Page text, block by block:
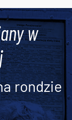
w
rondzie